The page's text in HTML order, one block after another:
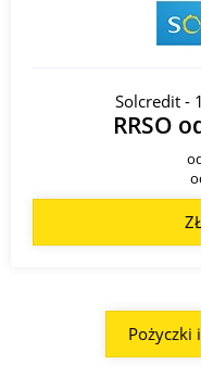
Solcredit -
RRSO
Pożyczki